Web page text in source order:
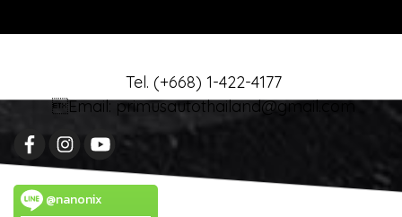
Tel. (+668) 1-422-4177
Email: primusautothailand@gmail.com
@nanonix